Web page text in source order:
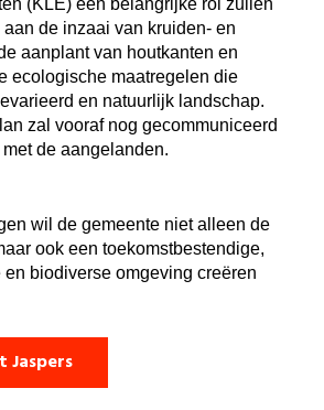
de inzaai van kruiden- en
aanplant van houtkanten en
ecologische maatregelen die
en natuurlijk landschap.
zal vooraf nog gecommuniceerd
de aangelanden.
wil de gemeente niet alleen de
ook een toekomstbestendige,
biodiverse omgeving creëren
Jaspers